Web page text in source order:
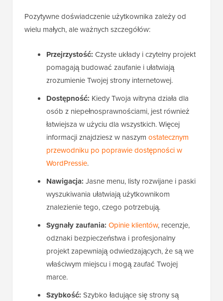
Pozytywne doświadczenie użytkownika zależy od
wielu małych, ale ważnych szczegółów:
Przejrzystość: Czyste układy i czytelny projekt
pomagają budować zaufanie i ułatwiają
zrozumienie Twojej strony internetowej.
Dostępność: Kiedy Twoja witryna działa dla
osób z niepełnosprawnościami, jest również
łatwiejsza w użyciu dla wszystkich. Więcej
informacji znajdziesz w naszym ostatecznym
przewodniku po poprawie dostępności w
WordPressie.
Nawigacja: Jasne menu, listy rozwijane i paski
wyszukiwania ułatwiają użytkownikom
znalezienie tego, czego potrzebują.
Sygnały zaufania: Opinie klientów, recenzje,
odznaki bezpieczeństwa i profesjonalny
projekt zapewniają odwiedzających, że są we
właściwym miejscu i mogą zaufać Twojej
marce.
Szybkość: Szybko ładujące się strony są